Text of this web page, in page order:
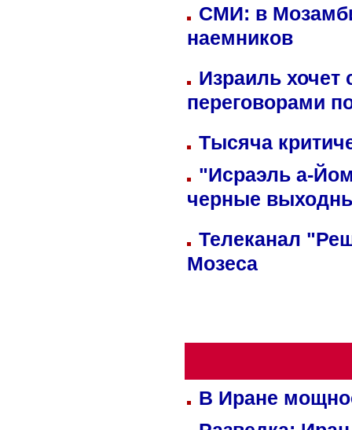
СМИ: в
наемников
Израиль хочет
переговорами
Тысяча
"Исраэль а-
черные
Телеканал
Мозеса
В Иране